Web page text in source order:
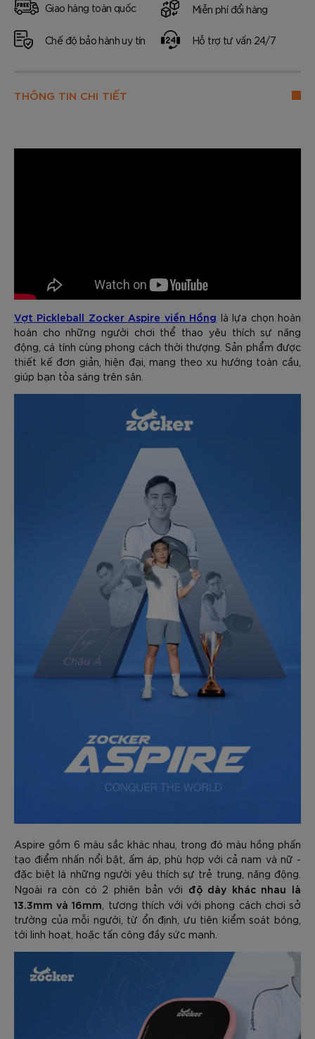
Giao hàng toàn quốc Miễn phí đổi hàng
Chế độ bảo hành uy tín Hỗ trợ tư vấn 24/7
THÔNG TIN CHI TIẾT
Vợt Pickleball Zocker Aspire viền Hồng là lựa chọn hoàn
hoàn cho những người chơi thể thao yêu thích sự năng
động, cá tính cùng phong cách thời thượng. Sản phẩm được
thiết kế đơn giản, hiện đại, mang theo xu hướng toàn cầu,
giúp bạn tỏa sáng trên sân.
Aspire gồm 6 màu sắc khác nhau, trong đó màu hồng phấn
tạo điểm nhấn nổi bật, ấm áp, phù hợp với cả nam và nữ -
đặc biệt là những người yêu thích sự trẻ trung, năng động.
Ngoài ra còn có 2 phiên bản với độ dày khác nhau là
13.3mm và 16mm , tương thích với với phong cách chơi sở
trường của mỗi người, từ ổn định, ưu tiên kiểm soát bóng,
tới linh hoạt, hoặc tấn công đầy sức mạnh.